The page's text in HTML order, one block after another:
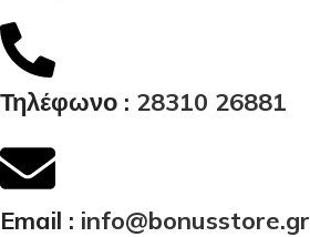
Τηλέφωνο : 28310 26881
Email : info@bonusstore.gr